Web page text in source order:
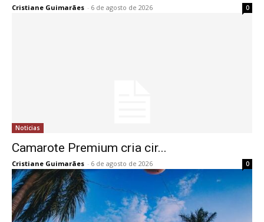
Cristiane Guimarães - 6 de agosto de 2026 0
Noticias
Camarote Premium cria cir...
Cristiane Guimarães - 6 de agosto de 2026 0